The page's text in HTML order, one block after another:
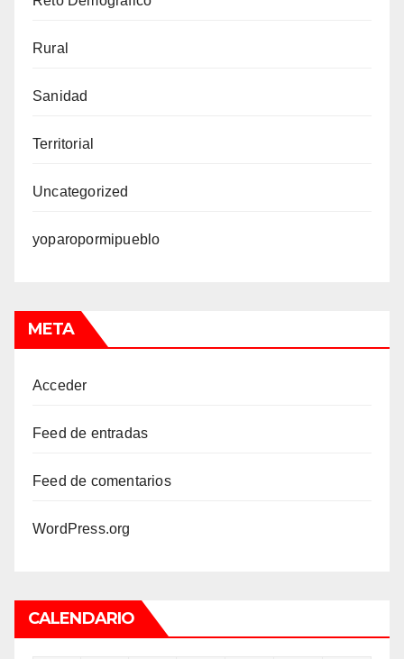
Rural
Sanidad
Territorial
Uncategorized
yoparopormipueblo
META
Acceder
Feed de entradas
Feed de comentarios
WordPress.org
CALENDARIO